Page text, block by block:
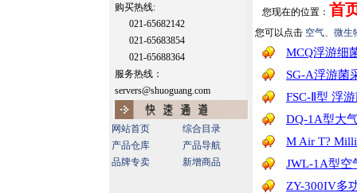
购买热线:
021-65682142
021-65683854
021-65688364
服务热线：
servers@shuoguang.com
网站首页
综合目录
产品仓库
产品导航
品牌专卖
新增商品
您现在的位置： 首
您可以点击 空气、微
MCQ浮游细
SG-A浮游菌
FSC-Ⅱ型 浮
DQ-1A型大
M Air T?
JWL-1A型空
ZY-300IV多
中国实验科学器材网客服中心
您好，亲，请问有